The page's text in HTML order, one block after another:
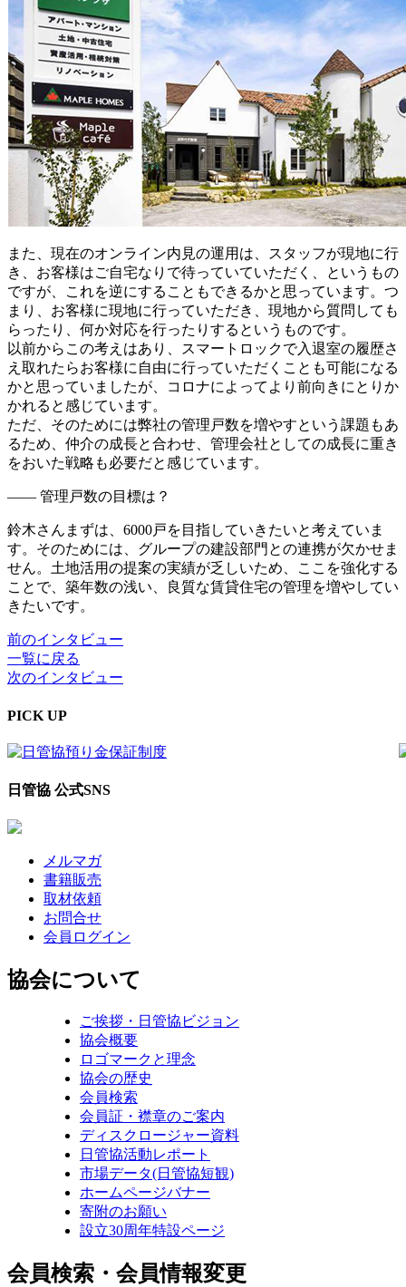
また、現在のオンライン内見の運用は、スタッフが現地に行
き、お客様はご自宅なりで待っていていただく、というもの
ですが、これを逆にすることもできるかと思っています。つ
まり、お客様に現地に行っていただき、現地から質問しても
らったり、何か対応を行ったりするというものです。
以前からこの考えはあり、スマートロックで入退室の履歴さ
え取れたらお客様に自由に行っていただくことも可能になる
かと思っていましたが、コロナによってより前向きにとりか
かれると感じています。
ただ、そのためには弊社の管理戸数を増やすという課題もあ
るため、仲介の成長と合わせ、管理会社としての成長に重き
をおいた戦略も必要だと感じています。
―― 管理戸数の目標は？
鈴木さん まずは、6000戸を目指していきたいと考えていま
す。そのためには、グループの建設部門との連携が欠かせま
せん。土地活用の提案の実績が乏しいため、ここを強化する
ことで、築年数の浅い、良質な賃貸住宅の管理を増やしてい
きたいです。
前のインタビュー
一覧に戻る
次のインタビュー
PICK UP
日管協 公式SNS
メルマガ
書籍販売
取材依頼
お問合せ
会員ログイン
協会について
ご挨拶・日管協ビジョン
協会概要
ロゴマークと理念
協会の歴史
会員検索
会員証・襟章のご案内
ディスクロージャー資料
日管協活動レポート
市場データ(日管協短観)
ホームページバナー
寄附のお願い
設立30周年特設ページ
会員検索・会員情報変更